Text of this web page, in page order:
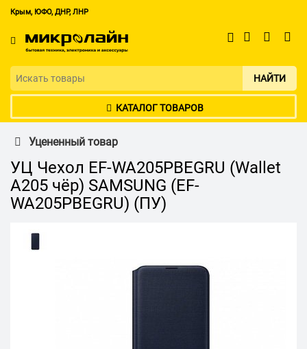
Крым, ЮФО, ДНР, ЛНР
НАЙТИ
КАТАЛОГ ТОВАРОВ
Уцененный товар
УЦ Чехол EF-WA205PBEGRU (Wallet
A205 чёр) SAMSUNG (EF-
WA205PBEGRU) (ПУ)